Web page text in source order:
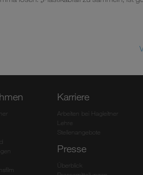
Karriere
Arbeiten bei Hagleitner
Lehre
Stellenangebote
Presse
Überblick